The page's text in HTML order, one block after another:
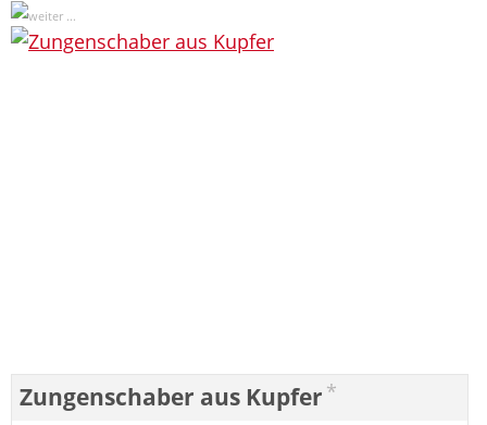
Zungenschaber aus Kupfer *